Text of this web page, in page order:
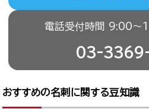
電話受付時間 9:00〜
03-
おすすめの名刺に関する豆知識